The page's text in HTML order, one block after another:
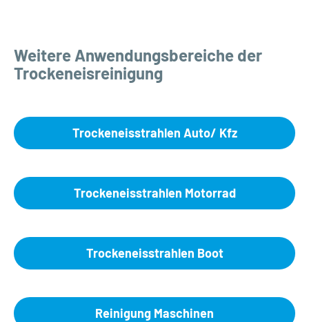
Weitere Anwendungsbereiche der
Trockeneisreinigung
Trockeneisstrahlen Auto/ Kfz
Trockeneisstrahlen Motorrad
Trockeneisstrahlen Boot
Reinigung Maschinen